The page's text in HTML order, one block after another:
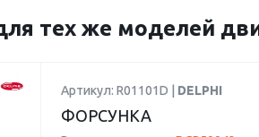
тех же моделей
Артикул: R01101D | DELPHI
ФОРСУНКА